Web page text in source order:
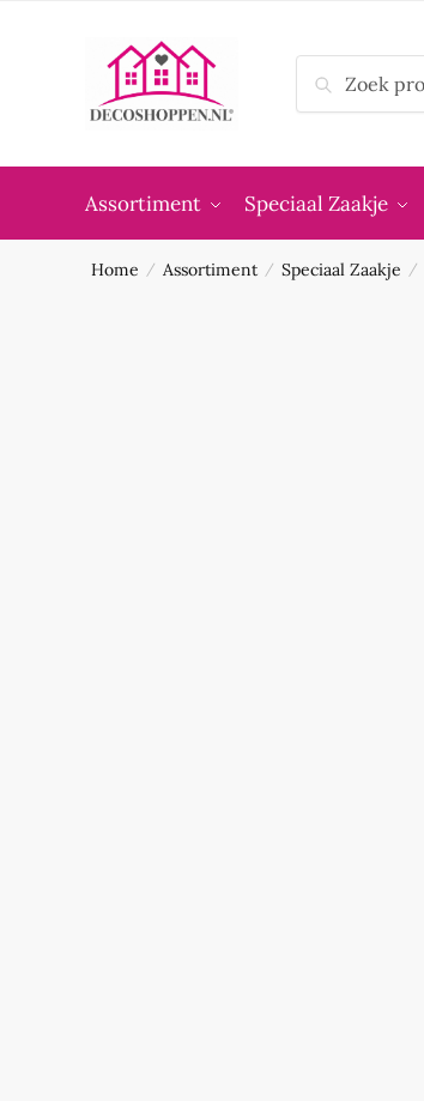
naar:
Zoeken
Assortiment Speciaal Zaakje
Home / Assortiment / Speciaal Zaakje /